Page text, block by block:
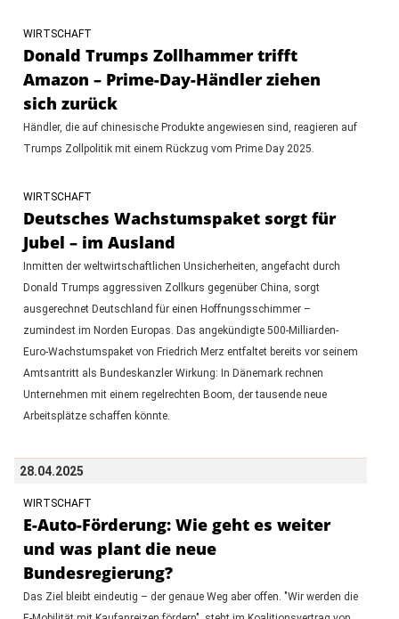
WIRTSCHAFT
Donald Trumps Zollhammer trifft
Amazon – Prime-Day-Händler ziehen
sich zurück
Händler, die auf chinesische Produkte angewiesen sind, reagieren auf
Trumps Zollpolitik mit einem Rückzug vom Prime Day 2025.
WIRTSCHAFT
Deutsches Wachstumspaket sorgt für
Jubel – im Ausland
Inmitten der weltwirtschaftlichen Unsicherheiten, angefacht durch
Donald Trumps aggressiven Zollkurs gegenüber China, sorgt
ausgerechnet Deutschland für einen Hoffnungsschimmer –
zumindest im Norden Europas. Das angekündigte 500-Milliarden-
Euro-Wachstumspaket von Friedrich Merz entfaltet bereits vor seinem
Amtsantritt als Bundeskanzler Wirkung: In Dänemark rechnen
Unternehmen mit einem regelrechten Boom, der tausende neue
Arbeitsplätze schaffen könnte.
28.04.2025
WIRTSCHAFT
E-Auto-Förderung: Wie geht es weiter
und was plant die neue
Bundesregierung?
Das Ziel bleibt eindeutig – der genaue Weg aber offen. "Wir werden die